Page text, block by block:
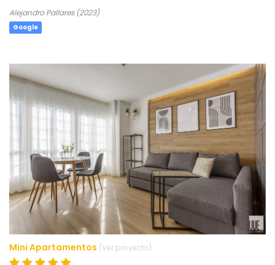
Alejandro Pallares (2023)
Google
Mini Apartamentos (Ver proyecto)